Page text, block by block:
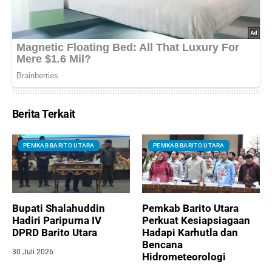
Berita Terkait
PEMKAB BARITO UTARA
Bupati Shalahuddin
Hadiri Paripurna IV
DPRD Barito Utara
30 Juli 2026
PEMKAB BARITO UTARA
Pemkab Barito Utara
Perkuat Kesiapsiagaan
Hadapi Karhutla dan
Bencana
Hidrometeorologi